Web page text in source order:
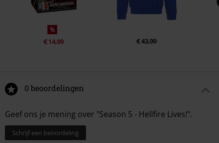
%
€ 14,99 € 43,99
0 beoordelingen
Geef ons je mening over "Season 5 - Hellfire Lives!".
Schrijf een beoordeling